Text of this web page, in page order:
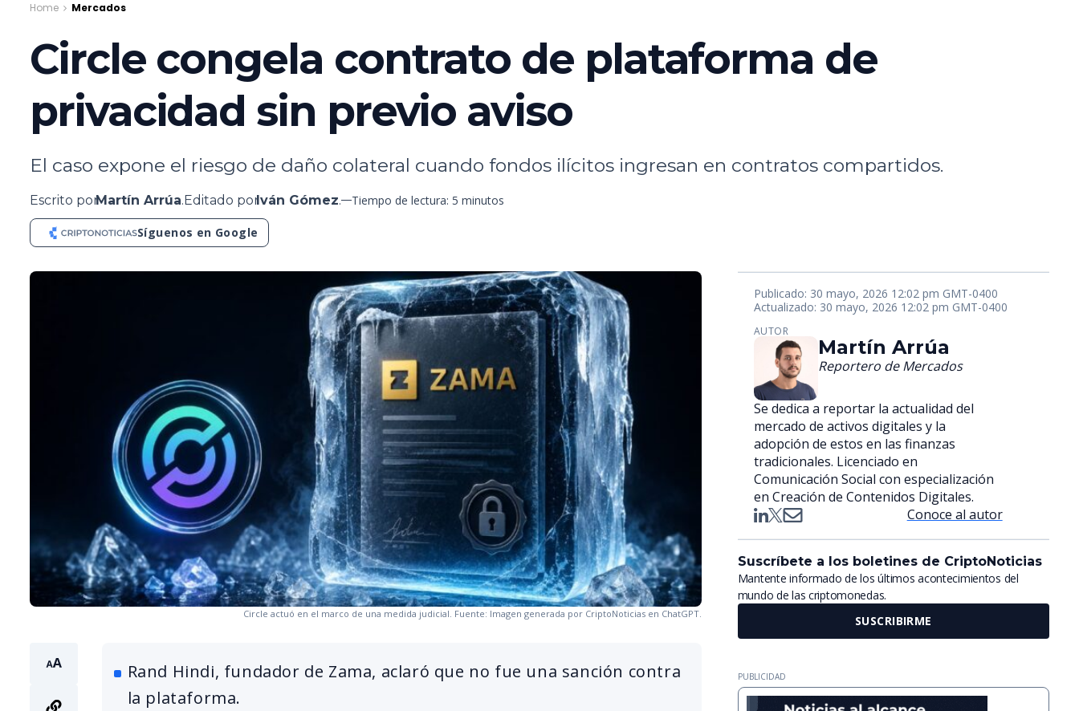
Home Mercados
Circle congela contrato de plataforma de
privacidad sin previo aviso
El caso expone el riesgo de daño colateral cuando fondos ilícitos ingresan en contratos compartidos.
Escrito porMartín Arrúa.Editado porIván Gómez. Tiempo de lectura: 5 minutos
Síguenos en Google
Circle actuó en el marco de una medida judicial. Fuente: Imagen generada por CriptoNoticias en ChatGPT.
Rand Hindi, fundador de Zama, aclaró que no fue una sanción contra
la plataforma.
Publicado: 30 mayo, 2026 12:02 pm GMT-0400
Actualizado: 30 mayo, 2026 12:02 pm GMT-0400
AUTOR
Martín Arrúa
Reportero de Mercados
Se dedica a reportar la actualidad del
mercado de activos digitales y la
adopción de estos en las finanzas
tradicionales. Licenciado en
Comunicación Social con especialización
en Creación de Contenidos Digitales.
Conoce al autor
Suscríbete a los boletines de CriptoNoticias
Mantente informado de los últimos acontecimientos del
mundo de las criptomonedas.
SUSCRIBIRME
PUBLICIDAD